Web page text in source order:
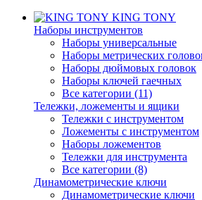
KING TONY
Наборы инструментов
Наборы универсальные
Наборы метрических
Наборы дюймовых головок
Наборы ключей гаечных
Все категории (11)
Тележки, ложементы и ящики
Тележки с инструментом
Ложементы с инструментом
Наборы ложементов
Тележки для инструмента
Все категории (8)
Динамометрические ключи
Динамометрические ключи